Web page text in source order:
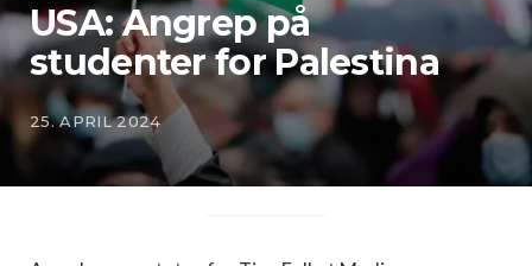
USA: Angrep på
studenter for Palestina
25. APRIL 2024